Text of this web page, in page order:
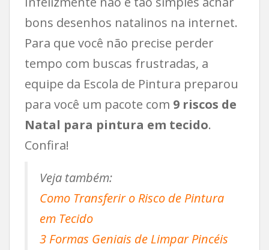
bons desenhos natalinos na internet.
Para que você não precise perder
tempo com buscas frustradas, a
equipe da Escola de Pintura preparou
para você um pacote com 9 riscos de
Natal para pintura em tecido.
Confira!
Veja também:
Como Transferir o Risco de Pintura
em Tecido
3 Formas Geniais de Limpar Pincéis